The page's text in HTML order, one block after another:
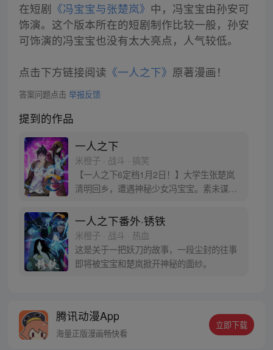
在短剧 《冯宝宝与张楚岚》 中，冯宝宝由孙安可
饰演。这个版本所在的短剧制作比较一般，孙安
可饰演的冯宝宝也没有太大亮点，人气较低。
点击下方链接阅读 《一人之下》 原著漫画！
答案问题点击 举报反馈
提到的作品
一人之下
米橙子 · 战斗 · 搞笑
【一人之下6定档1月2日！】大学生张楚岚
清明回乡，遭遇神秘少女冯宝宝。素未谋面
自己打工的快递公司。为了帮冯宝宝寻找她
的身世，也为了查清自己与爷爷身上的秘
密，张楚岚的生活被彻底颠覆，与冯宝宝一
同踏上“异人”之旅。
一人之下番外·锈铁
米橙子 · 战斗 · 热血
这是关于一把妖刀的故事，一段尘封的往事
即将被宝宝和楚岚掀开神秘的面纱。
腾讯动漫App
海量正版漫画畅快看
立即下载